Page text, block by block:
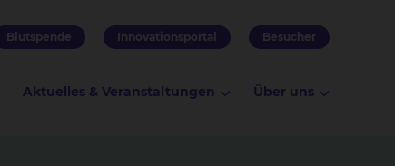
Blutspende Innovationsportal Besucher
Aktuelles & Veranstaltungen Über uns